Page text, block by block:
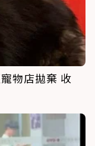
物店拋棄 收